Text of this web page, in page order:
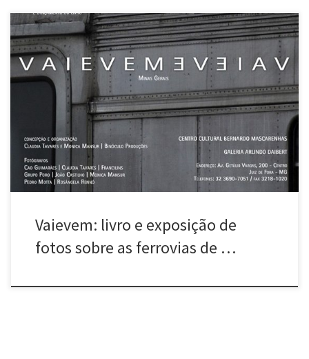
O livro de fotografias e exposição VAIEVEM reúnem ensaios visuais
do Poro, Cao Guimarães, Claudia Tavares, Francilins, João
Castilho, Monica Mansur, Pedro Motta e Rosangela Rennó. Esses
artistas e fotógrafos fizeram suas leituras fotográficas das ferrovias
de Minas e o resultado é apresentado em publicação impressa
que lançada no Rio […]
Vaievem: livro e exposição de
fotos sobre as ferrovias de …